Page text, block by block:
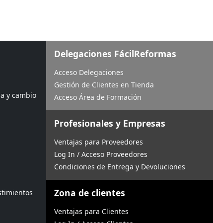
y cambio
Delegaciones FácilReformas
Acceso Delegaciones
Gestión de Clientes en Tienda
Acceso Área de Formación
Profesionales y Empresas
Ventajas para Proveedores
Log In / Acceso Proveedores
Condiciones de Entrega y Devoluciones
Zona de clientes
Ventajas para Clientes